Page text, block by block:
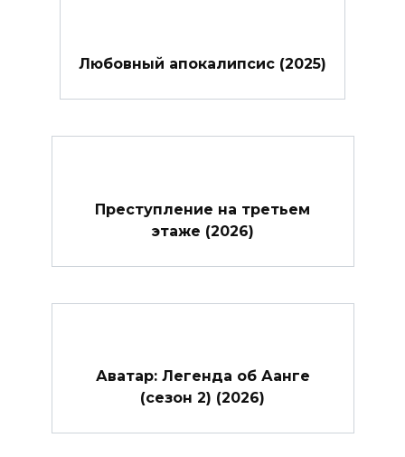
Любовный апокалипсис (2025)
Преступление на третьем
этаже (2026)
Аватар: Легенда об Аанге
(сезон 2) (2026)